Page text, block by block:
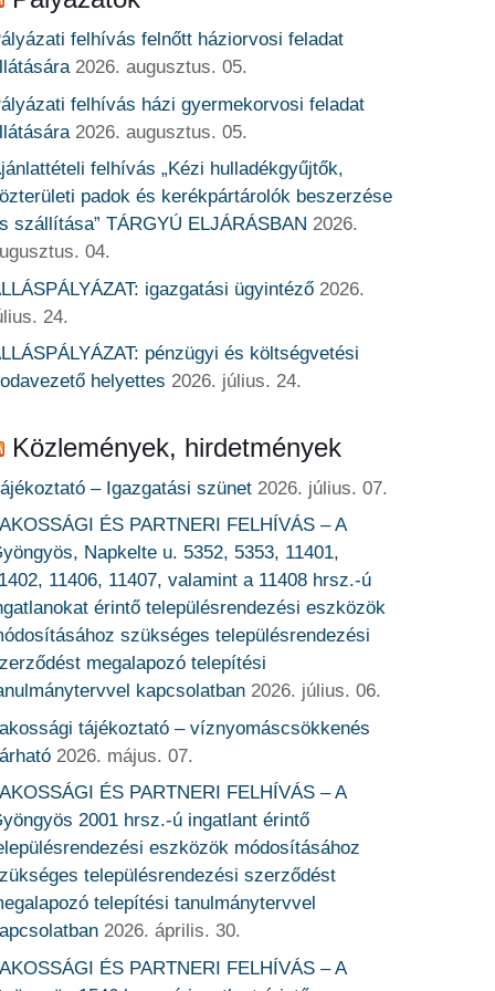
felhívás felnőtt háziorvosi feladat
2026. augusztus. 05.
felhívás házi gyermekorvosi feladat
2026. augusztus. 05.
felhívás „Kézi hulladékgyűjtők,
padok és kerékpártárolók beszerzése
szállítása” TÁRGYÚ ELJÁRÁSBAN 2026.
04.
igazgatási ügyintéző 2026.
24.
pénzügyi és költségvetési
helyettes 2026. július. 24.
Közlemények, hirdetmények
– Igazgatási szünet 2026. július. 07.
ÉS PARTNERI FELHÍVÁS – A
Napkelte u. 5352, 5353, 11401,
11406, 11407, valamint a 11408 hrsz.-ú
érintő településrendezési eszközök
szükséges településrendezési
megalapozó telepítési
kapcsolatban 2026. július. 06.
tájékoztató – víznyomáscsökkenés
2026. május. 07.
ÉS PARTNERI FELHÍVÁS – A
2001 hrsz.-ú ingatlant érintő
eszközök módosításához
településrendezési szerződést
telepítési tanulmánytervvel
2026. április. 30.
ÉS PARTNERI FELHÍVÁS – A